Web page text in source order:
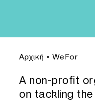
Αρχική • WeFor
A non-profit
on tackling